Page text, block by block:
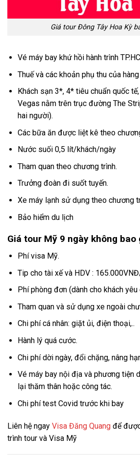
Giá tour Đông Tây Hoa Kỳ
Vé máy bay khứ hồi hành trình
Thuế và các khoản phụ thu của
Khách sạn 3*, 4* tiêu chuẩn quốc
Vegas nằm trên trục đường The
hai người).
Các bữa ăn được liệt kê theo
Nước suối 0,5 lít/khách/ngày
Tham quan theo chương trình.
Trưởng đoàn đi suốt tuyến.
Xe máy lạnh sử dụng theo chương
Bảo hiểm du lịch
Giá tour Mỹ 9 ngày không bao
Phí visa Mỹ.
Tip cho tài xế và HDV :
Phí phòng đơn (dành cho khách
Tham quan và sử dụng xe ngoài
Chi phí cá nhân: giặt ủi, điện thoại,..
Hành lý quá cước.
Chi phí dời ngày, đổi chặng, nâng
Vé máy bay nội địa và phương tiện
lại thăm thân hoặc công tác.
Chi phí test Covid trước khi bay
Liên hệ ngay Visa Đăng Quang để
trình tour và Visa Mỹ